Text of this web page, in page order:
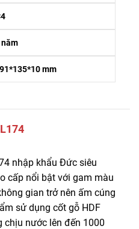
mm
nhập khẩu Đức siêu
cấp nổi bật với gam màu
gian trở nên ấm cúng
sử dụng cốt gỗ HDF
chịu nước lên đến 1000